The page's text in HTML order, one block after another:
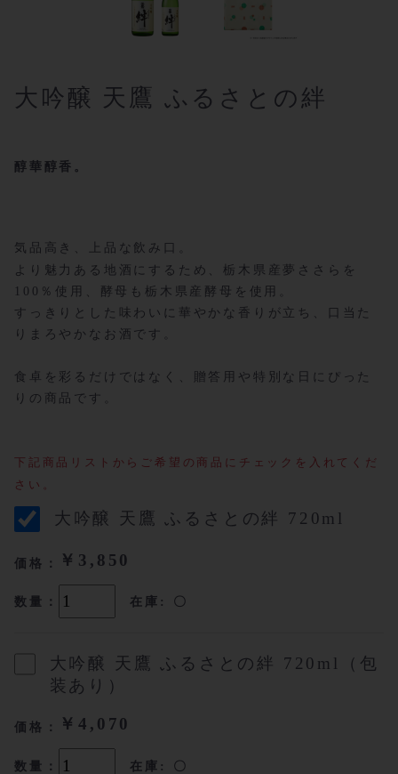
大吟醸 天鷹 ふるさとの絆
醇華醇香。
気品高き、上品な飲み口。
より魅力ある地酒にするため、栃木県産夢ささらを
100％使用、酵母も栃木県産酵母を使用。
すっきりとした味わいに華やかな香りが立ち、口当た
りまろやかなお酒です。
食卓を彩るだけではなく、贈答用や特別な日にぴった
りの商品です。
下記商品リストからご希望の商品にチェックを入れてくだ
さい。
大吟醸 天鷹 ふるさとの絆 720ml
価格： ￥3,850
数量： 在庫: 〇
大吟醸 天鷹 ふるさとの絆 720ml（包
装あり）
価格： ￥4,070
数量： 在庫: 〇